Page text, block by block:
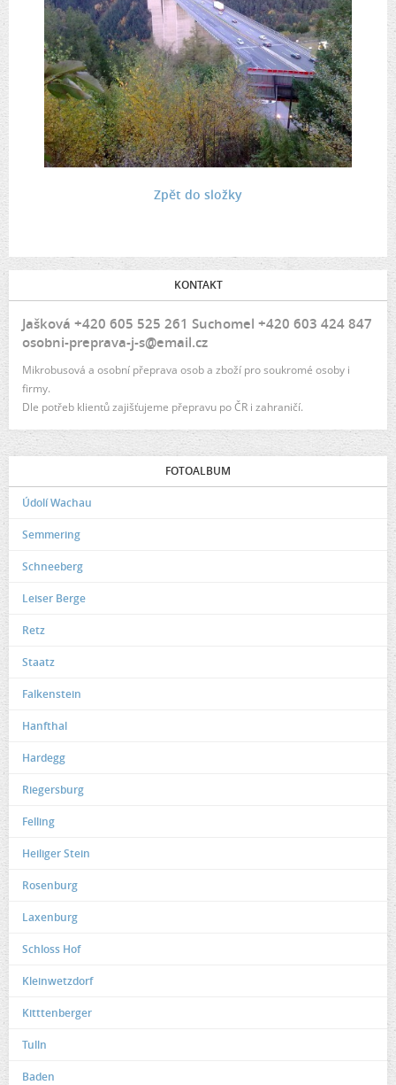
Zpět do složky
KONTAKT
Jašková +420 605 525 261 Suchomel +420 603 424 847
osobni-preprava-j-s@email.cz
Mikrobusová a osobní přeprava osob a zboží pro soukromé osoby i
firmy.
Dle potřeb klientů zajišťujeme přepravu po ČR i zahraničí.
FOTOALBUM
Údolí Wachau
Semmering
Schneeberg
Leiser Berge
Retz
Staatz
Falkenstein
Hanfthal
Hardegg
Riegersburg
Felling
Heiliger Stein
Rosenburg
Laxenburg
Schloss Hof
Kleinwetzdorf
Kitttenberger
Tulln
Baden